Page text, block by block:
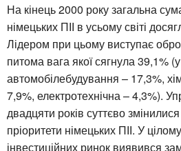
На кінець 2000 року загальна
німецьких ПІІ в усьому світі
Лідером при цьому виступає
питома вага якої сягнула 39,1%
автомобілебудування – 17,3%,
7,9%, електротехнічна – 4,3%).
двадцяти років суттєво
пріоритети німецьких ПІІ. У
інвестиційних ринок виявився